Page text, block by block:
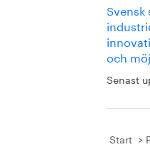
och
Senast
Start